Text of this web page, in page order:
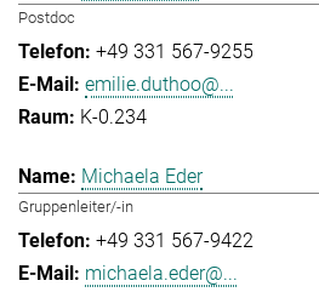
Postdoc
+49 331 567-9255
emilie.duthoo@...
K-0.234
Michaela Eder
Gruppenleiter/-in
+49 331 567-9422
michaela.eder@...